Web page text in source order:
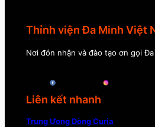
Thỉnh viện Đa Minh Việt
Nơi đón nhận và đào tạo ơn gọi
Liên kết nhanh
Trung Ương Dòng Curia